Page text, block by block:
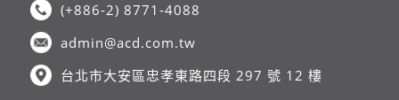
(+886-2) 8771-4088
admin@acd.com.tw
台北市大安區忠孝東路四段 297 號 12 樓